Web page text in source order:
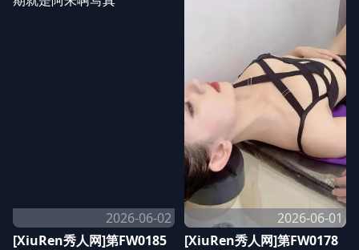
2026-06-02
[XiuRen秀人网]第FW0185
2026-06-01
[XiuRen秀人网]第FW0178